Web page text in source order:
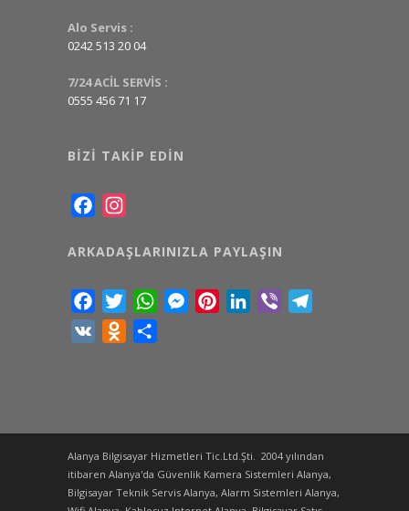
Alo Servis :
0242 513 20 04
7/24 ACİL SERVİS :
0555 456 71 17
BIZI TAKIP EDIN
Facebook
ARKADAŞLARINIZLA PAYLAŞIN
FacebookTwitterWhatsAppMessenger
PinterestLinkedIn
Viber
VK
Odnoklassniki
Alanya Bilgisayar Hizmetleri Tic.Ltd.Şti. 2004 yılından
itibaren Alanya'da Güvenlik Kamera Sistemleri Alanya,
Bilgisayar Teknik Servis Alanya, Alarm Sistemleri Alanya,